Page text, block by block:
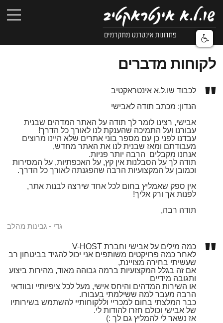
לקוחות מדברים
לכבוד שו.ל.א אינטראקטיב
הנדון: מכתב תודה לאבישי
אבישי, רצינו לומר לך תודה על האתר המדהים שבנית
עבורנו ועל התמיכה שהענקת לנו לאורך כל הדרך!
עבדנו לפני כן עם מספר בוני אתרים שלא היינו מרוצים
מעבודתם ומאז שבנית לנו את האתר מחדש,
אנחנו מקבלים הרבה יותר פניות.
תודה לך על הסבלנות אין קץ, על האכפתיות, על המסירות
וכמובן על המקצועיות הרבה שהפגנתה לאורך כל הדרך.
אין ספק שאמליץ בחום לכל אחד שירצה לבנות אתר,
לפנות אך ורק אליך!
תודה רבה,
גדי - גבינות מהלב
כמה מילים על אבישי וחברת V-HOST
לאחר כמה פרויקטים משותפים אני יכול להגיד בביטחון רב
שעשיתי בחירה מצויינת,
אם זה בגלל המקצועיות ברמה גבוהה מאוד, מהירות ביצוע
ותגובה מידיים
או השירות המדהים והיחס אישי, מעל לכל ציפיותיי ובוודאי
הרבה מעבר למה ששילמתי בעבורו.
כבר המלצתי בחום למכריי וללקוחותיי להשתמש בשירותיו
של אבישי וכולם חזרו להודות לי.
אז נשאר לי להמליץ גם לך :)